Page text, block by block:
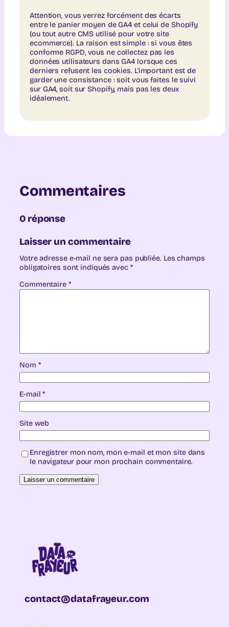
Attention, vous verrez forcément des écarts
entre le panier moyen de GA4 et celui de Shopify
(ou tout autre CMS utilisé pour votre site
ecommerce). La raison est simple : si vous êtes
conforme RGPD, vous ne collectez pas les
données utilisateurs dans GA4 lorsque ces
derniers refusent les cookies. L’important est de
garder une consistance : soit vous faites le suivi
sur GA4, soit sur Shopify, mais pas les deux
idéalement.
Commentaires
0 réponse
Laisser un commentaire
Votre adresse e-mail ne sera pas publiée. Les champs
obligatoires sont indiqués avec *
Commentaire *
Nom *
E-mail*
Site web
Enregistrer mon nom, mon e-mail et mon site dans
le navigateur pour mon prochain commentaire.
contact@datafrayeur.com